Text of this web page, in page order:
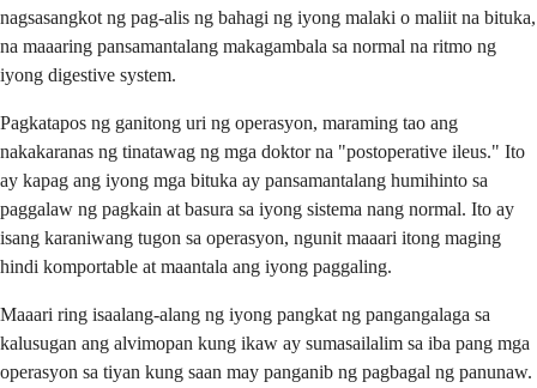
nagsasangkot ng pag-alis ng bahagi ng iyong malaki o maliit na bituka,
na maaaring pansamantalang makagambala sa normal na ritmo ng
iyong digestive system.
Pagkatapos ng ganitong uri ng operasyon, maraming tao ang
nakakaranas ng tinatawag ng mga doktor na "postoperative ileus." Ito
ay kapag ang iyong mga bituka ay pansamantalang humihinto sa
paggalaw ng pagkain at basura sa iyong sistema nang normal. Ito ay
isang karaniwang tugon sa operasyon, ngunit maaari itong maging
hindi komportable at maantala ang iyong paggaling.
Maaari ring isaalang-alang ng iyong pangkat ng pangangalaga sa
kalusugan ang alvimopan kung ikaw ay sumasailalim sa iba pang mga
operasyon sa tiyan kung saan may panganib ng pagbagal ng panunaw.